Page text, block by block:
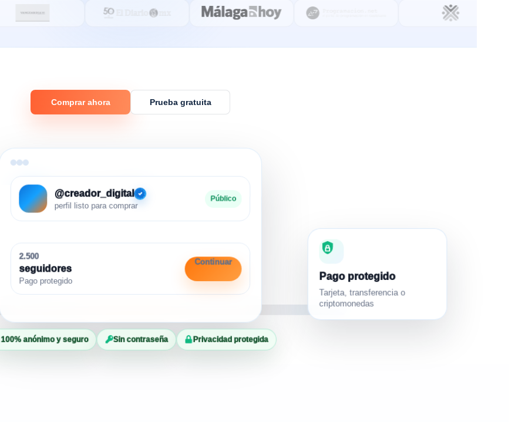
Comprar ahora Prueba gratuita
@creador_digital
perfil listo para comprar
Público
2.500
seguidores
Pago protegido
Continuar
Pago protegido
Tarjeta, transferencia o
criptomonedas
100% anónimo y seguro Sin contraseña Privacidad protegida